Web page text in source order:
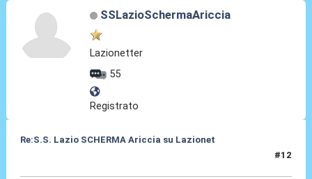
SSLazioSchermaAriccia
Lazionetter
55
Registrato
Re:S.S. Lazio SCHERMA Ariccia su Lazionet
#12